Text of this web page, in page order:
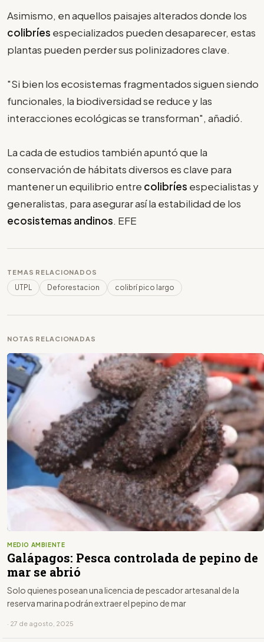
Asimismo, en aquellos paisajes alterados donde los
colibríes especializados pueden desaparecer, estas
plantas pueden perder sus polinizadores clave.
"Si bien los ecosistemas fragmentados siguen siendo
funcionales, la biodiversidad se reduce y las
interacciones ecológicas se transforman", añadió.
La cada de estudios también apuntó que la
conservación de hábitats diversos es clave para
mantener un equilibrio entre colibríes especialistas y
generalistas, para asegurar así la estabilidad de los
ecosistemas andinos. EFE
TEMAS RELACIONADOS
UTPL Deforestacion colibrí pico largo
NOTAS RELACIONADAS
MEDIO AMBIENTE
Galápagos: Pesca controlada de pepino de
mar se abrió
Solo quienes posean una licencia de pescador artesanal de la
reserva marina podrán extraer el pepino de mar
· 27 de agosto, 2025